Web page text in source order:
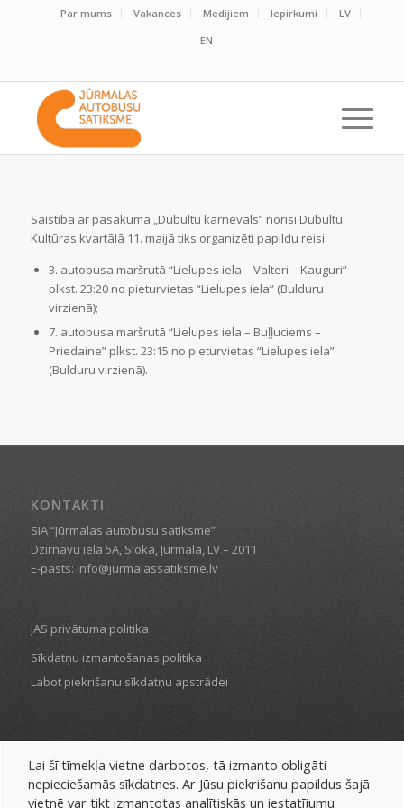
Par mums Vakances Medijiem Iepirkumi
LV
EN
Saistībā ar pasākuma „Dubultu karnevāls” norisi Dubultu
Kultūras kvartālā 11. maijā tiks organizēti papildu reisi.
3. autobusa maršrutā “Lielupes iela – Valteri – Kauguri”
plkst. 23:20 no pieturvietas “Lielupes iela” (Bulduru
virzienā);
7. autobusa maršrutā “Lielupes iela – Buļļuciems –
Priedaine” plkst. 23:15 no pieturvietas “Lielupes iela”
(Bulduru virzienā).
KONTAKTI
SIA “Jūrmalas autobusu satiksme”
Dzirnavu iela 5A, Sloka, Jūrmala, LV – 2011
E-pasts: info@jurmalassatiksme.lv
JAS privātuma politika
Sīkdatņu izmantošanas politika
Labot piekrišanu sīkdatņu apstrādei
SADAĻAS
Lai šī tīmekļa vietne darbotos, tā izmanto obligāti
nepieciešamās sīkdatnes. Ar Jūsu piekrišanu papildus šajā
vietnē var tikt izmantotas analītiskās un iestatījumu